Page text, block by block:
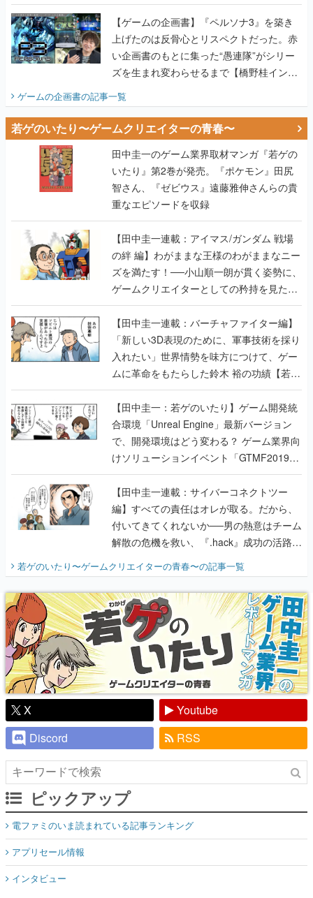
画書】
【ゲームの企画書】『ペルソナ3』を築き
上げたのは反骨心とリスペクトだった。赤
い企画書のもとに集った“愚連隊”がシリー
ズを生まれ変わらせるまで【橋野桂インタ
ゲームの企画書の記事一覧
若ゲのいたり〜ゲームクリエイターの青春〜
田中圭一のゲーム業界取材マンガ『若ゲの
いたり』第2巻が発売。『ポケモン』田尻
智さん、『ゼビウス』遠藤雅伸さんらの貴
重なエピソードを収録
【田中圭一連載：アイマス/ガンダム 戦場
の絆 編】わがままな王様のわがままなニー
ズを満たす！──小山順一朗が貫く姿勢に、
ゲームクリエイターとしての矜持を見た
【若ゲのいたり最終回】
【田中圭一連載：バーチャファイター編】
「新しい3D表現のために、軍事技術を採り
入れたい」世界情勢を味方につけて、ゲー
ムに革命をもたらした鈴木 裕の功績【若ゲ
のいたり】
【田中圭一：若ゲのいたり】ゲーム開発統
合環境「Unreal Engine」最新バージョン
で、開発環境はどう変わる？ ゲーム業界向
けソリューションイベント「GTMF2019」
に行って、より理解を深めよう【PR】
【田中圭一連載：サイバーコネクトツー
編】すべての責任はオレが取る。だから、
付いてきてくれないか──男の熱意はチーム
解散の危機を救い、『.hack』成功の活路を
『少年ジャンプ』色だった【若ゲのいた
り】
若ゲのいたり〜ゲームクリエイターの青春〜の記事一覧
X
Youtube
Discord
RSS
ピックアップ
電ファミのいま読まれている記事ランキング
アプリセール情報
インタビュー